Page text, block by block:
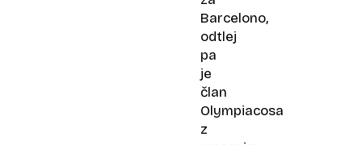
Barcelono,
odtlej
pa
je
član
Olympiacosa
z